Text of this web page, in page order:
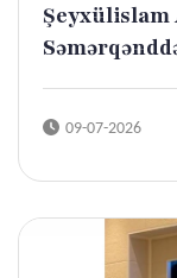
Şeyxülislam
09-07-2026